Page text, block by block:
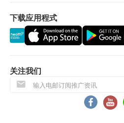
C 反应蛋白
嗜碱性粒细胞
平均红细胞血红蛋白量浓度
淋巴细胞
单核细胞
红细胞比容
三、免责声明
如有争议，健康网购
所有健康检查/服务并非
途。当阁下身体健康出现
谘询有认可资格的医生，
本服务/产品由商户提
下载应用程式
关注我们